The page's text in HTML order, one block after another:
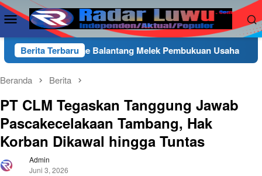
Loncat
ke
konten
Menu
Mobile
Berita Terbaru
Balantang Melek Pembukuan Usaha
Beranda Berita
PT CLM Tegaskan Tanggung Jawab
Pascakecelakaan Tambang, Hak
Korban Dikawal hingga Tuntas
Admin
Juni 3, 2026